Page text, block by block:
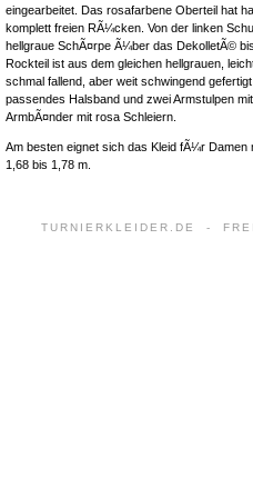
eingearbeitet. Das rosafarbene Oberteil hat
komplett freien RÃ¼cken. Von der linken
hellgraue SchÃ¤rpe Ã¼ber das DekolletÃ©
Rockteil ist aus dem gleichen hellgrauen,
schmal fallend, aber weit schwingend
passendes Halsband und zwei Armstulpen
ArmbÃ¤nder mit rosa Schleiern.
Am besten eignet sich das Kleid fÃ¼r Damen
1,68 bis 1,78 m.
TURNIERKLEIDER.DE -